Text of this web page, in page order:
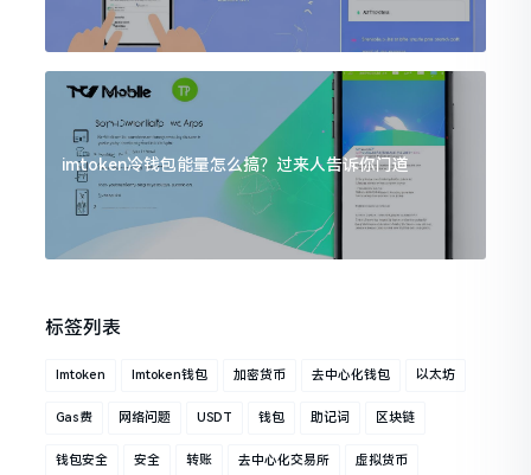
imtoken冷钱包能量怎么搞？过来人告诉你门道
标签列表
Imtoken Imtoken钱包 加密货币 去中心化钱包 以太坊
Gas费 网络问题 USDT 钱包 助记词 区块链
钱包安全 安全 转账 去中心化交易所 虚拟货币